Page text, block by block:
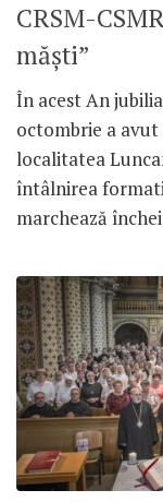
CRSM-
măști”
În acest An
octombrie a
localitatea
întâlnirea
marchează